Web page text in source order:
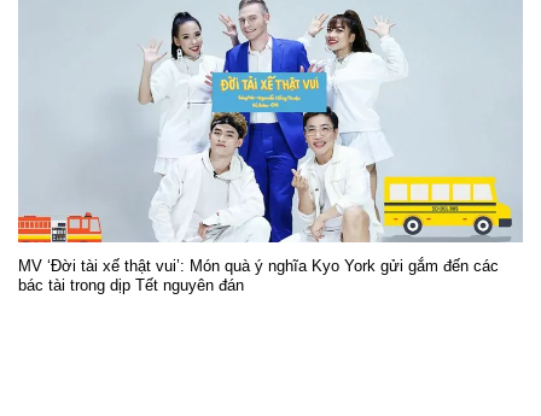
MV ‘Đời tài xế thật vui’: Món quà ý nghĩa Kyo York gửi gắm đến các
bác tài trong dịp Tết nguyên đán